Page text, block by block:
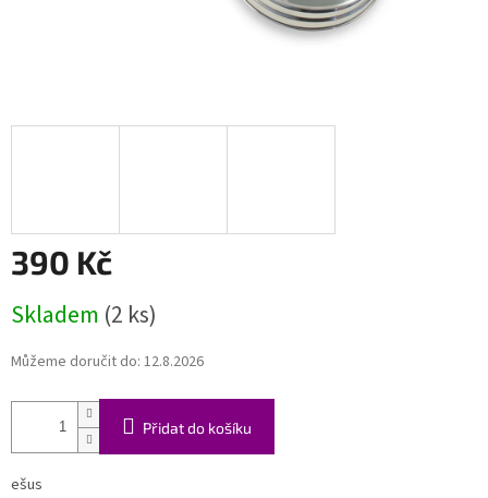
390 Kč
cena:
Skladem (2 ks)
Můžeme doručit do: 12.8.2026
Přidat do košíku
ešus